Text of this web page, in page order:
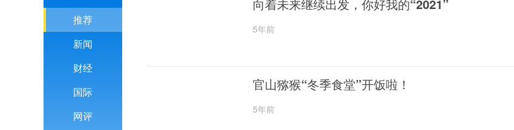
推荐
新闻
财经
国际
网评
向着未来继续出发，你好我的“2021”
5年前
官山猕猴“冬季食堂”开饭啦！
5年前